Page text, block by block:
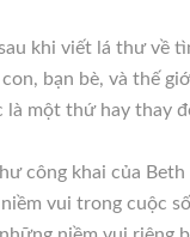
khi viết lá thư về
bạn bè, và thế
là một thứ hay thay
công khai của
vui trong cuộc